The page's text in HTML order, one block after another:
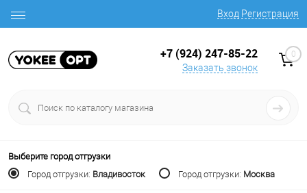
Вход Регистрация
+7 (924) 247-85-22
Заказать звонок
0
Выберите город отгрузки
Город отгрузки: Владивосток Город отгрузки: Москва